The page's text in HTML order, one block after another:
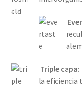
Triple capa:
la eficiencia